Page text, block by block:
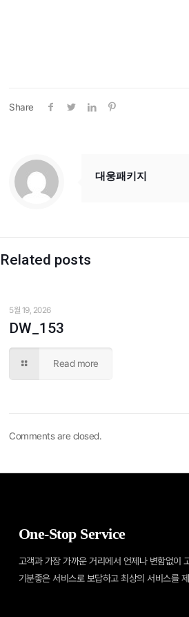
Share
대웅패키지
Related posts
5월 19, 2026
DW_153
Read more
Comments are closed.
One-Stop Service
고객과 가장 가까운 거리에서 언제나 변함없이
기분좋은 서비스로 보답하고 최상의 서비스를